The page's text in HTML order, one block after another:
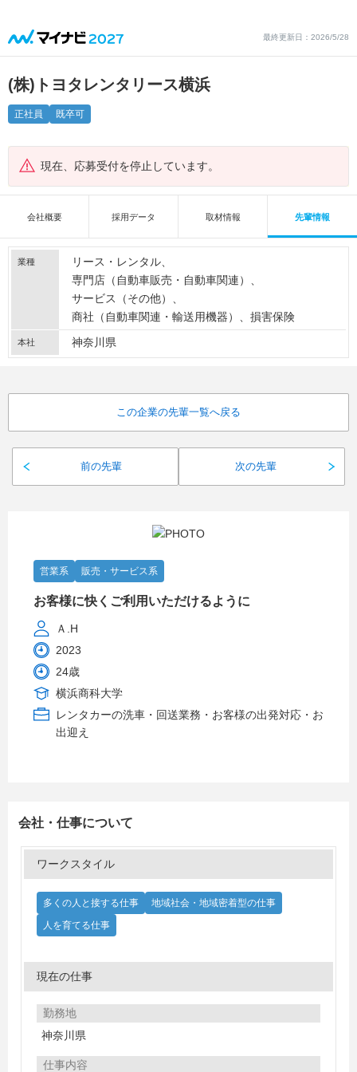
最終更新日：2026/5/28
(株)トヨタレンタリース横浜
正社員 既卒可
現在、応募受付を停止しています。
会社概要 採用データ 取材情報 先輩情報
業種
リース・レンタル
専門店（自動車販売・自動車関連）
サービス（その他）
商社（自動車関連・輸送用機器）
損害保険
本社 神奈川県
前の先輩
この企業の先輩一覧へ戻る
次の先輩
営業系 販売・サービス系
お客様に快くご利用いただけるように
Ａ.H
2023
24歳
横浜商科大学
レンタカーの洗車・回送業務・お客様の出発対応・お
出迎え
会社・仕事について
ワークスタイル
多くの人と接する仕事
地域社会・地域密着型の仕事
人を育てる仕事
現在の仕事
勤務地
神奈川県
仕事内容